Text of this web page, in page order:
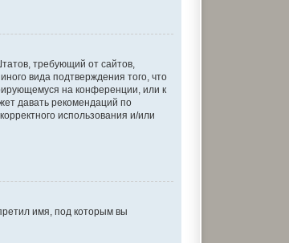
требующий от сайтов,
вида подтверждения того, что
на конференции, или к
давать рекомендаций по
использования и/или
имя, под которым вы